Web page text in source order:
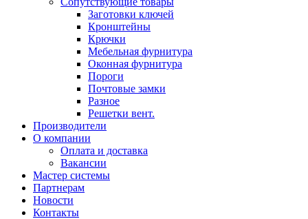
Заготовки ключей
Кронштейны
Крючки
Мебельная фурнитура
Оконная фурнитура
Пороги
Почтовые замки
Разное
Решетки вент.
Производители
О компании
Оплата и доставка
Вакансии
Мастер системы
Партнерам
Новости
Контакты